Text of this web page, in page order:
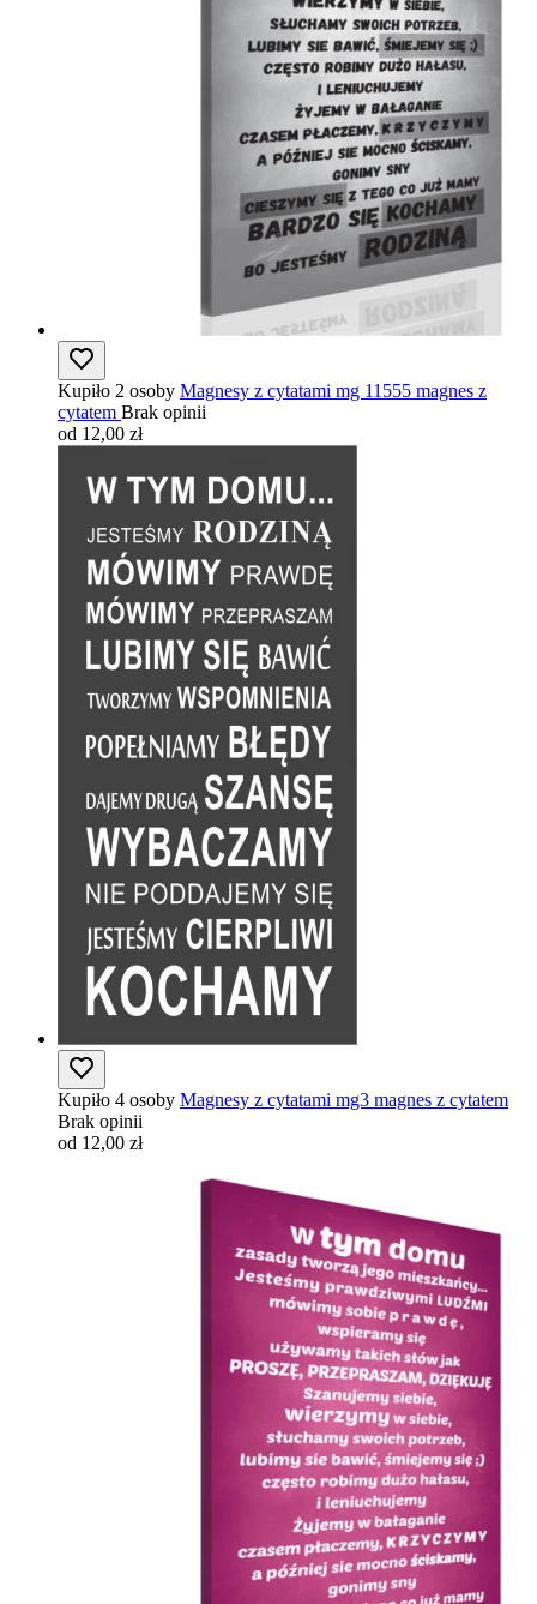
Kupiło 2 osoby Magnesy z cytatami mg 11555 magnes z
cytatem Brak opinii
od 12,00 zł
Kupiło 4 osoby Magnesy z cytatami mg3 magnes z cytatem
Brak opinii
od 12,00 zł